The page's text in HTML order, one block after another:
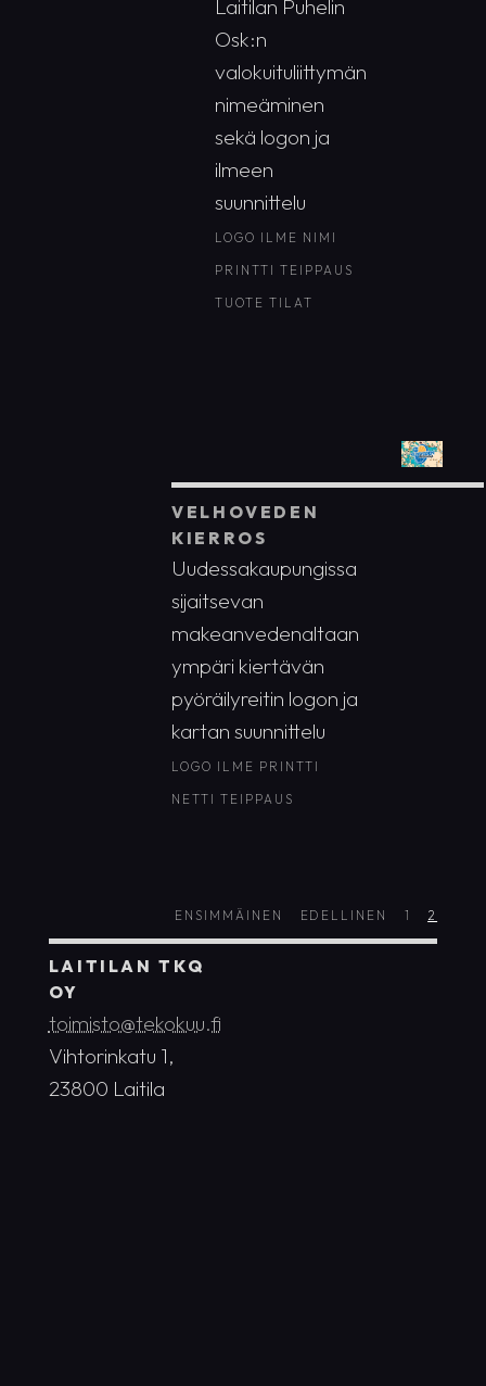
Laitilan Puhelin
Osk:n
valokuituliittymän
nimeäminen
sekä logon ja
ilmeen
suunnittelu
LOGO ILME NIMI
PRINTTI TEIPPAUS
TUOTE TILAT
VELHOVEDEN
KIERROS
Uudessakaupungissa
sijaitsevan
makeanvedenaltaan
ympäri kiertävän
pyöräilyreitin logon ja
kartan suunnittelu
LOGO ILME PRINTTI
NETTI TEIPPAUS
ENSIMMÄINEN EDELLINEN 1 2
LAITILAN TKQ
OY
toimisto@tekokuu.fi
Vihtorinkatu 1,
23800 Laitila